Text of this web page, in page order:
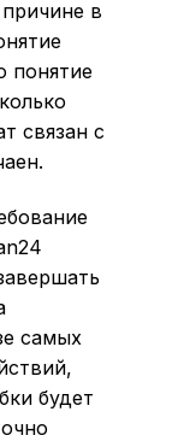
в
понятие
связан с
самых
будет